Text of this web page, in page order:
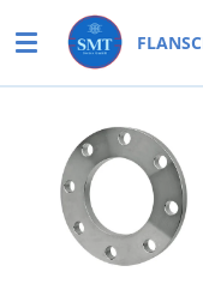
Hauptinhalt
springen